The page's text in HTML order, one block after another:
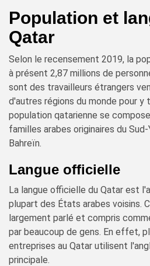
Population et
Qatar
Selon le recensement 2019, la
à présent 2,87 millions de
sont des travailleurs étrangers
d'autres régions du monde pour y
population qatarienne se
familles arabes originaires du Sud-
Bahreïn.
Langue officielle
La langue officielle du Qatar est
plupart des États arabes voisins.
largement parlé et compris
par beaucoup de gens. En effet,
entreprises au Qatar utilisent
principale.